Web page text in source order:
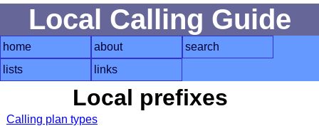
Local Calling Guide
home about
search
lists
links
Local prefixes
Calling plan types